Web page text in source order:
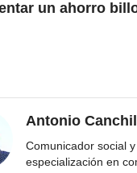
un ahorro
Antonio
Comunicador social
especialización en